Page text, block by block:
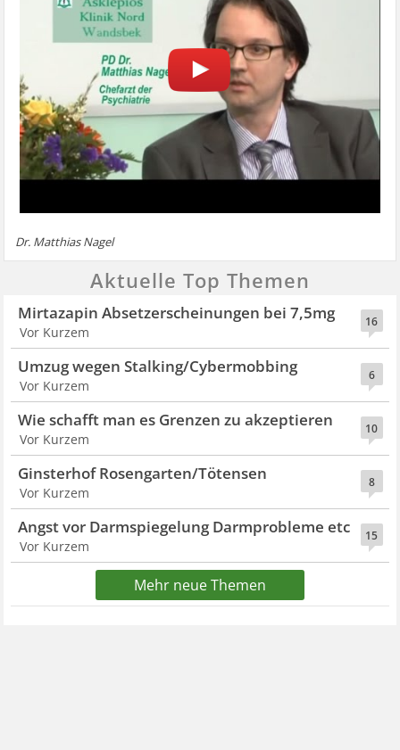
Dr. Matthias Nagel
Aktuelle Top Themen
16
Mirtazapin Absetzerscheinungen bei 7,5mg
Vor Kurzem
6
Umzug wegen Stalking/Cybermobbing
Vor Kurzem
10
Wie schafft man es Grenzen zu akzeptieren
Vor Kurzem
8
Ginsterhof Rosengarten/Tötensen
Vor Kurzem
15
Angst vor Darmspiegelung Darmprobleme etc
Vor Kurzem
Mehr neue Themen